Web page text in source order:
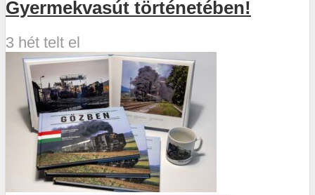
Gyermekvasút történetében!
3 hét telt el